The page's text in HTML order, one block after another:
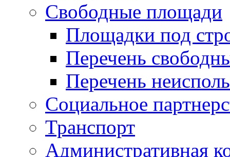
Свободные площади
Площадки под
Перечень
Перечень
Социальное
Транспорт
Административная